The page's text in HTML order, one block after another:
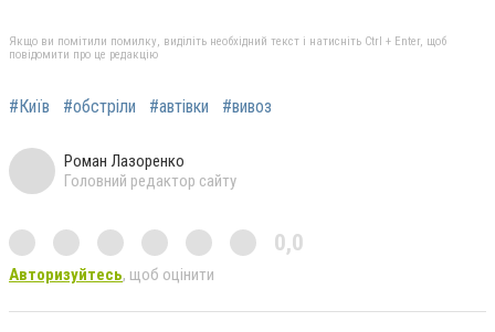
Якщо ви помітили помилку, виділіть необхідний текст і натисніть Ctrl + Enter, щоб
повідомити про це редакцію
#Київ #обстріли #автівки #вивоз
Роман Лазоренко
Головний редактор сайту
0,0
Авторизуйтесь, щоб оцінити